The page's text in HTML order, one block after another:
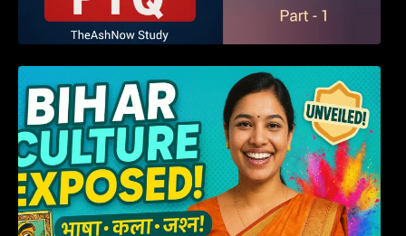
हम बिहारवासी: भाषाओं व संस्कृतियों की धरोहर “हमारा
बिहार”